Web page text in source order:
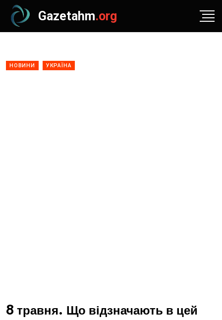
Gazetahm.org
НОВИНИ УКРАЇНА
8 травня. Що відзначають в цей